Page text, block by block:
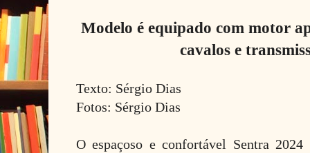
Modelo é equipado com motor
cavalos e
Texto: Sérgio Dias
Fotos: Sérgio Dias
O espaçoso e confortável Sentra 2024